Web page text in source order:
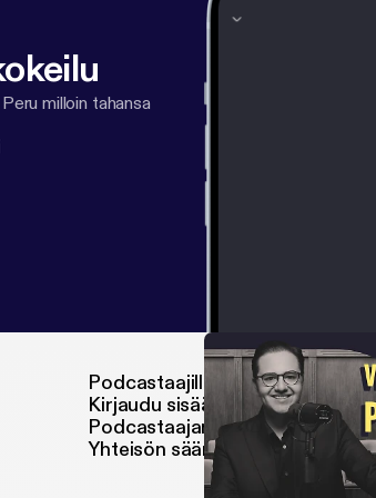
Peru milloin tahansa
Podcastaajille
Kirjaudu sisään podcastaajana
Podcastaajan FAQ
Yhteisön säännöt